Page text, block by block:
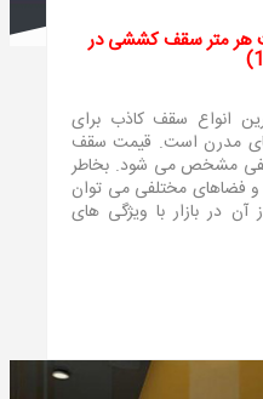
متر سقف کششی در
انواع سقف کاذب برای
مدرن است. قیمت سقف
مشخص می‌ شود. بخاطر
فضاهای مختلفی می‌ توان
آن در بازار با ویژگی‌ های